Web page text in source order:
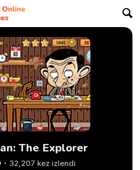
The Explorer
32,207 kez izlendi